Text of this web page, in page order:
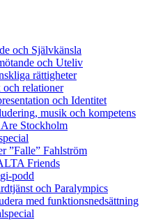
och Självkänsla
och Uteliv
rättigheter
relationer
och Identitet
musik och kompetens
Stockholm
”Falle” Fahlström
Friends
podd
och Paralympics
med funktionsnedsättning